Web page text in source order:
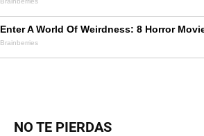
NO TE PIERDAS